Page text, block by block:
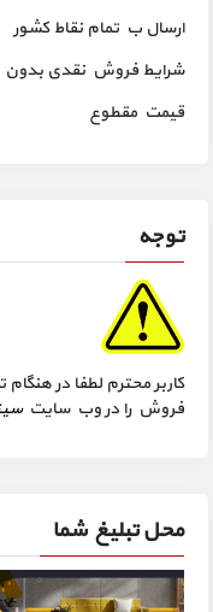
ارسال ب تمام نقاط کشور
شرایط فروش نقدی بدون
قیمت مقطوع
توجه
کاربر محترم لطفا در
فروش را در وب سایت
محل تبلیغ شما